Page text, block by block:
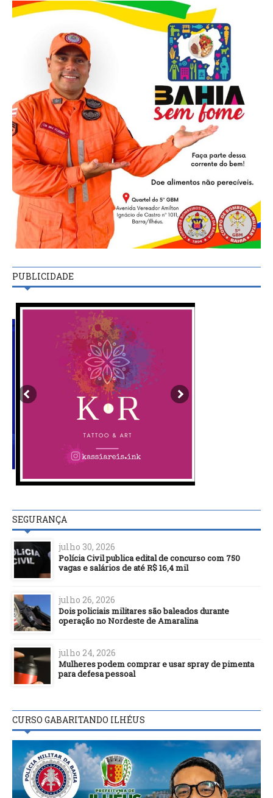
PUBLICIDADE
SEGURANÇA
julho 30, 2026
Polícia Civil publica edital de concurso com 750
vagas e salários de até R$ 16,4 mil
julho 26, 2026
Dois policiais militares são baleados durante
operação no Nordeste de Amaralina
julho 24, 2026
Mulheres podem comprar e usar spray de pimenta
para defesa pessoal
CURSO GABARITANDO ILHÉUS